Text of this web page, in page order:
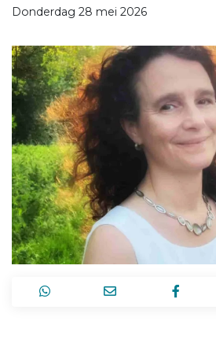
Donderdag 28 mei 2026